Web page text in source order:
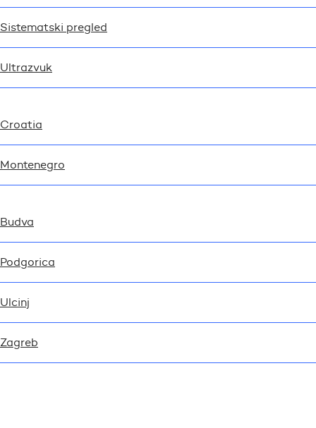
Sistematski pregled
Ultrazvuk
Croatia
Montenegro
Budva
Podgorica
Ulcinj
Zagreb